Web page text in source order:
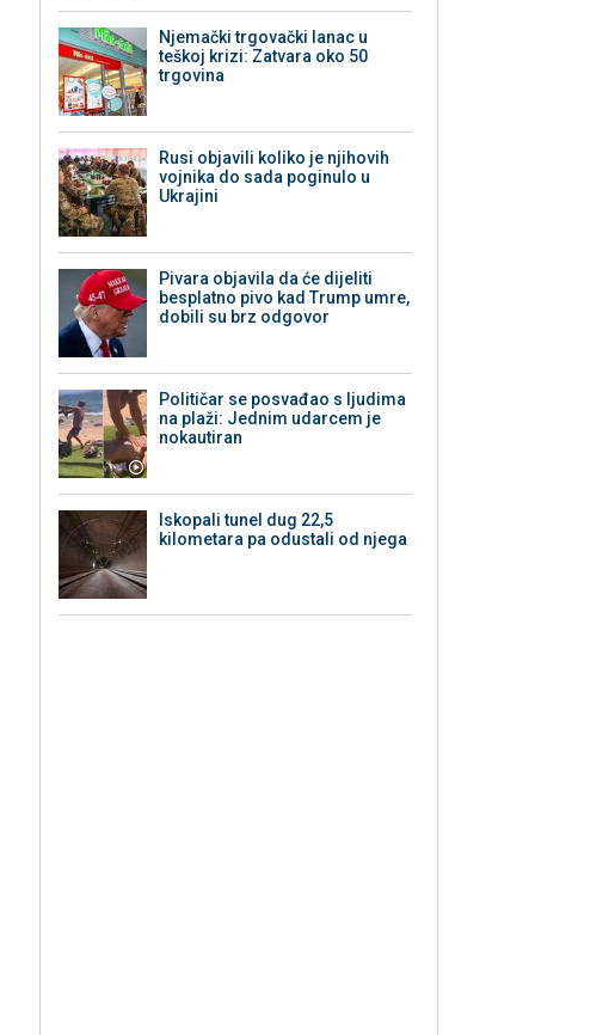
Njemački trgovački lanac u
teškoj krizi: Zatvara oko 50
trgovina
Rusi objavili koliko je njihovih
vojnika do sada poginulo u
Ukrajini
Pivara objavila da će dijeliti
besplatno pivo kad Trump umre,
dobili su brz odgovor
Političar se posvađao s ljudima
na plaži: Jednim udarcem je
nokautiran
Iskopali tunel dug 22,5
kilometara pa odustali od njega